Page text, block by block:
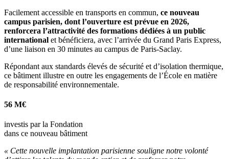
Facilement accessible en transports en commun, ce nouveau
campus parisien, dont l’ouverture est prévue en 2026,
renforcera l’attractivité des formations dédiées à un public
international et bénéficiera, avec l’arrivée du Grand Paris Express,
d’une liaison en 30 minutes au campus de Paris-Saclay.
Répondant aux standards élevés de sécurité et d’isolation thermique,
ce bâtiment illustre en outre les engagements de l’École en matière
de responsabilité environnementale.
56 M€
investis par la Fondation
dans ce nouveau bâtiment
« Cette nouvelle implantation parisienne souligne notre volonté